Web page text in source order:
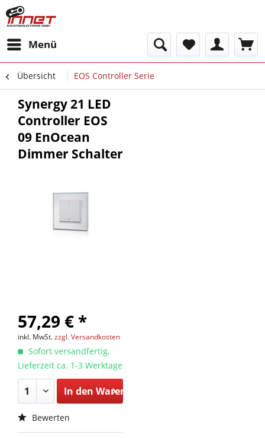
Menü
Übersicht EOS Controller Serie
Synergy 21 LED
Controller EOS
09 EnOcean
Dimmer Schalter
57,29 € *
inkl. MwSt.zzgl. Versandkosten
Sofort versandfertig,
Lieferzeit ca. 1-3 Werktage
In den Warenkorb
Bewerten